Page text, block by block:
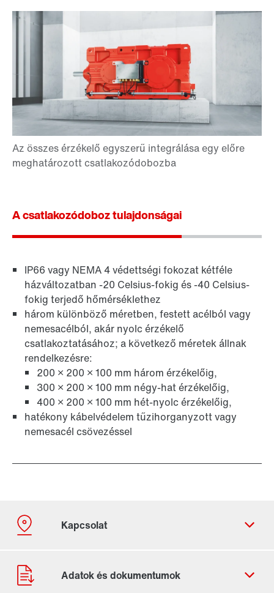
A csatlakozódoboz tulajdonságai
IP66 vagy NEMA 4 védettségi fokozat kétféle
házváltozatban -20 Celsius-fokig és -40 Celsius-
fokig terjedő hőmérséklethez
három különböző méretben, festett acélból vagy
nemesacélból, akár nyolc érzékelő
csatlakoztatásához; a következő méretek állnak
rendelkezésre:
200 × 200 × 100 mm három érzékelőig,
300 × 200 × 100 mm négy-hat érzékelőig,
400 × 200 × 100 mm hét-nyolc érzékelőig,
hatékony kábelvédelem tűzihorganyzott vagy
nemesacél csövezéssel